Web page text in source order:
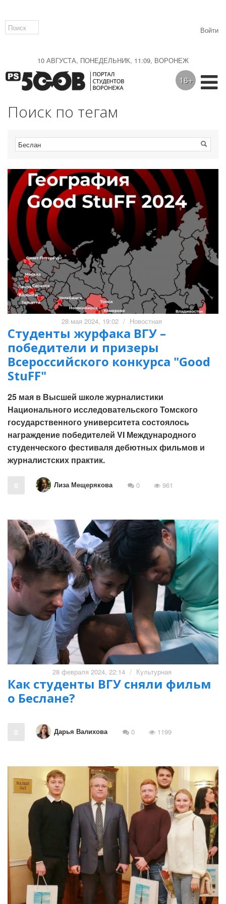
10 АВГУСТА, ПОНЕДЕЛЬНИК, 11:09, ВОРОНЕЖ
Войти
16+
Поиск по тегам
28 мая 2024, 19:02 / Новостная
Cтуденты журфака ВГУ –
победители и призеры
Всероссийского конкурса "Good
StuFF"
25 мая в Высшей школе журналистики
Национального исследовательского Томского
государственного университета состоялось
награждение победителей VI Международного
студенческого фестиваля дебютных фильмов и
журналистских практик.
0 Лиза Мещерякова 0 961
28 февраля 2024, 22:14 / Культурная
Как студенты ВГУ сняли фильм
о Беслане?
0 Дарья Валихова 0 1199